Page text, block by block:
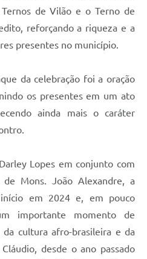
de Vilão e o Terno de
reforçando a riqueza e a
presentes no município.
da celebração foi a oração
os presentes em um ato
ainda mais o caráter
Lopes em conjunto com
Mons. João Alexandre, a
em 2024 e, em pouco
importante momento de
da cultura afro-brasileira e da
desde o ano passado